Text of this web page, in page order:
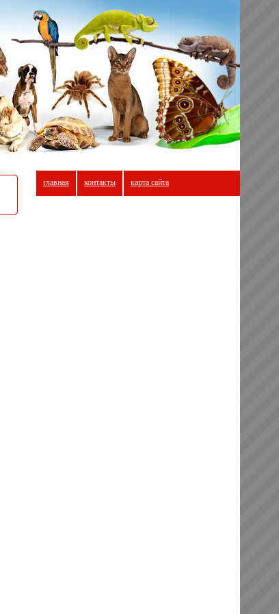
главная контакты карта сайта